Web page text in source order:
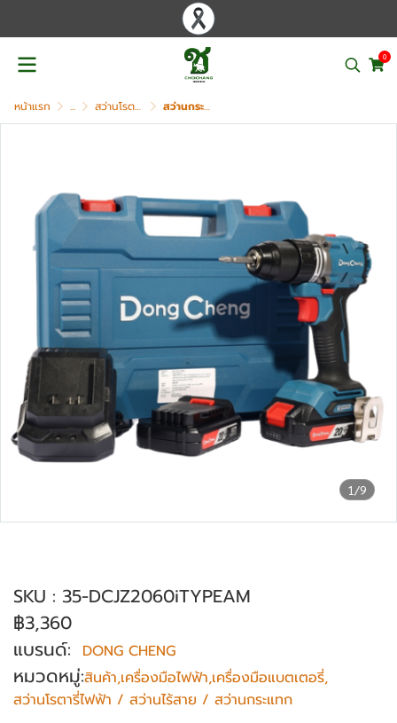
0
หน้าแรก ... สว่านโรตารี่ไฟฟ้า / สว่านไร้สาย / สว่านกระแทก สว่านกระแทกไร้สาย 3 ระบบ DONG CHENG รุ่น DCJZ2060i (TYPE AM)
1/9
SKU : 35-DCJZ2060iTYPEAM
฿3,360
แบรนด์:
DONG CHENG
หมวดหมู่:สินค้า,เครื่องมือไฟฟ้า,เครื่องมือแบตเตอรี่,
สว่านโรตารี่ไฟฟ้า / สว่านไร้สาย / สว่านกระแทก